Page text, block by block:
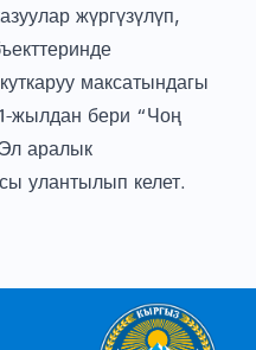
жүргүзүлүп,
максатындагы
жылдан бери “Чоң
аралык
улантылып келет.